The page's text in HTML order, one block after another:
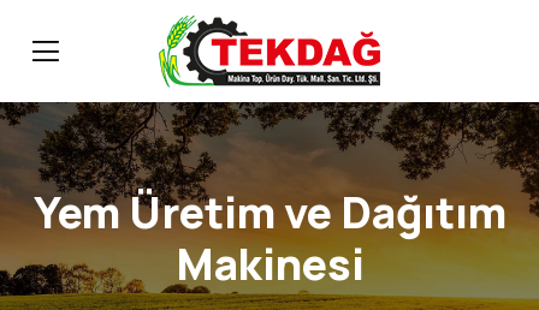
Yem Üretim ve Dağıtım
Makinesi